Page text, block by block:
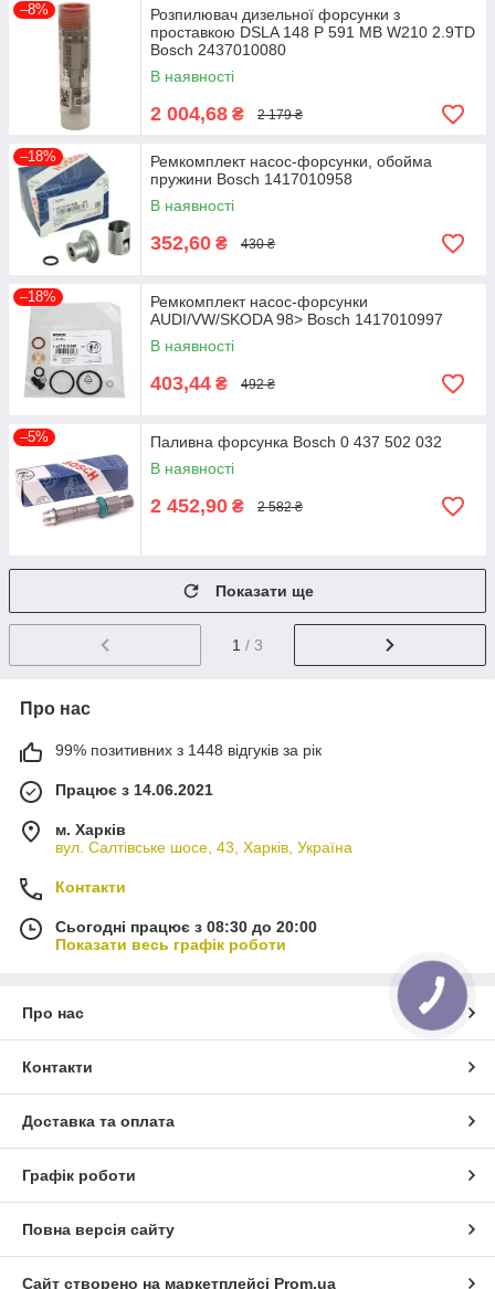
–8%
Розпилювач дизельної форсунки з
проставкою DSLA 148 P 591 MB W210 2.9TD
Bosch 2437010080
В наявності
2 004,68 ₴ 2 179 ₴
–18%
Ремкомплект насос-форсунки, обойма
пружини Bosch 1417010958
В наявності
352,60 ₴ 430 ₴
–18%
Ремкомплект насос-форсунки
AUDI/VW/SKODA 98> Bosch 1417010997
В наявності
403,44 ₴ 492 ₴
–5%
Паливна форсунка Bosch 0 437 502 032
В наявності
2 452,90 ₴ 2 582 ₴
Показати ще
1 / 3
Про нас
99% позитивних з 1448 відгуків за рік
Працює з 14.06.2021
м. Харків
вул. Салтівське шосе, 43, Харків, Україна
Контакти
Сьогодні працює з 08:30 до 20:00
Показати весь графік роботи
Про нас
Контакти
Доставка та оплата
Графік роботи
Повна версія сайту
Сайт створено на маркетплейсі Prom.ua